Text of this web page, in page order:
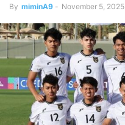
By miminA9 - November 5, 2025